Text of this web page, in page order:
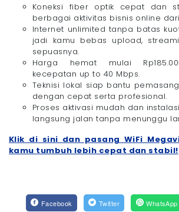
Koneksi fiber optik cepat dan
berbagai aktivitas bisnis online
Internet unlimited tanpa batas
jadi kamu bebas upload,
sepuasnya.
Harga hemat mulai
kecepatan up to 40 Mbps.
Teknisi lokal siap bantu
dengan cepat serta profesional.
Proses aktivasi mudah dan
langsung jalan tanpa menunggu
Klik di sini dan pasang WiFi
kamu tumbuh lebih cepat dan stabil!
Facebook Twitter WhatsApp